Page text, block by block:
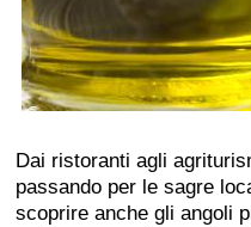
Dai ristoranti agli
passando per le sagre
scoprire anche gli angoli